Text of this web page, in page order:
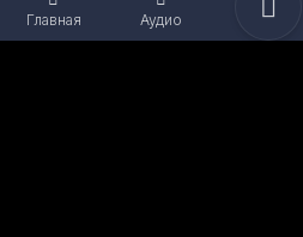
Главная Аудио